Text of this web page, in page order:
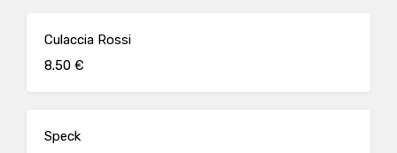
Culaccia Rossi
8.50 €
Speck